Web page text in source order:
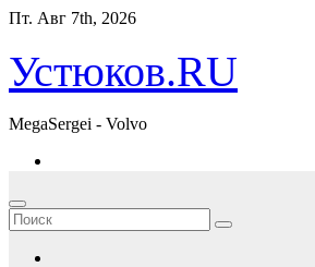
Перейти
содержимому
Пт. Авг 7th, 2026
Устюков.RU
MegaSergei - Volvo